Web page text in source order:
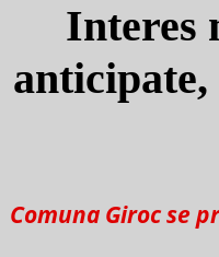
Interes
Comuna Giroc se